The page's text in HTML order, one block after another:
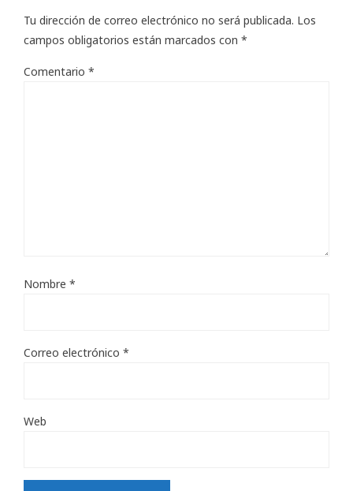
Tu dirección de correo electrónico no será publicada. Los
campos obligatorios están marcados con *
Comentario *
Nombre *
Correo electrónico *
Web